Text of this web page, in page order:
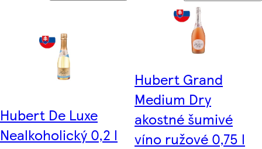
Hubert De Luxe
Nealkoholický 0,2 l
Hubert Grand
Medium Dry
akostné šumivé
víno ružové 0,75 l